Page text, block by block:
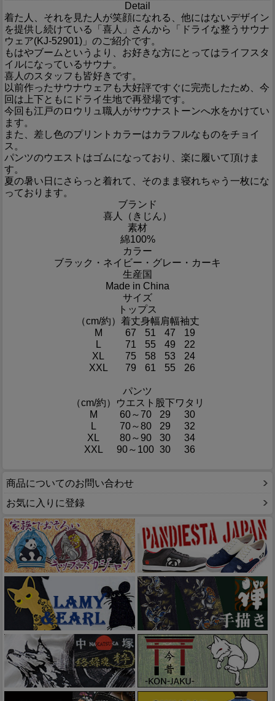
Detail
着た人、それを見た人が笑顔になれる、他にはないデザイン
を提供し続けている「喜人」さんから「ドライな整うサウナ
ウェア(KJ-52901)」のご紹介です。
もはやブームというより、お好きな方にとってはライフスタ
イルになっているサウナ。
喜人のスタッフも皆好きです。
以前作ったサウナウェアも大好評ですぐに完売したため、今
回は上下ともにドライ生地で再登場です。
今回も江戸のロウリュ職人がサウナストーンへ水をかけてい
ます。
また、差し色のプリントカラーはカラフルなものをチョイ
ス。
パンツのウエストはゴムになっており、楽に履いて頂けま
す。
夏の暑い日にさらっと着れて、そのまま寝れちゃう一枚にな
っております。
ブランド
喜人（きじん）
素材
綿100%
カラー
ブラック・ネイビー・グレー・カーキ
生産国
Made in China
サイズ
トップス
（cm/約） 着丈身幅肩幅袖丈
M
67 51 47
19
L
71 55 49
22
XL
75 58 53
24
XXL
79 61 55 26
パンツ
（cm/約）
ウエスト 股下 ワタリ
M
60～70 29
30
L
70～80 29
32
XL
80～90 30
34
XXL
90～100 30 36
商品についてのお問い合わせ
お気に入りに登録